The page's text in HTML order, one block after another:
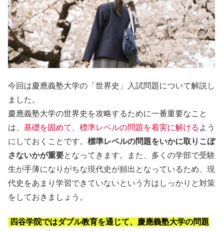
今回は慶應義塾大学の「世界史」入試問題について解説し
ました。
慶應義塾大学の世界史を攻略するために一番重要なこと
は、 基礎を固めて、標準レベルの問題を着実に解ける よう
にしておくことです。 標準レベルの問題をいかに取りこぼ
さないかが重要となってきます。また、多くの学部で受験
生が手薄になりがちな現代史が頻出となっているため、現
代史をあまり学習できていないという方はしっかりと対策
をしておきましょう。
四谷学院ではダブル教育を通じて、慶應義塾大学の問題